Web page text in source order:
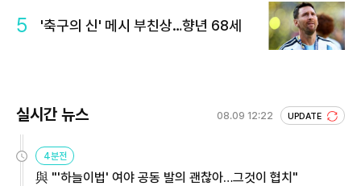
5 '축구의 신' 메시 부친상…향년 68세
실시간 뉴스 08.09 12:22 UPDATE
4분전
與 "'하늘이법' 여야 공동 발의 괜찮아…그것이 협치"